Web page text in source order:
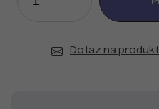
Dotaz na produkt